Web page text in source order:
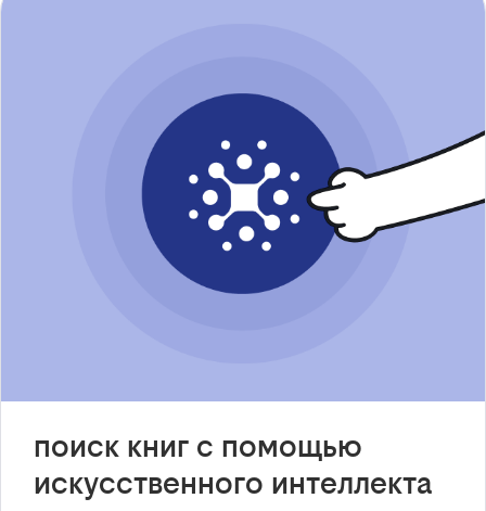
поиск книг с помощью
искусственного интеллекта